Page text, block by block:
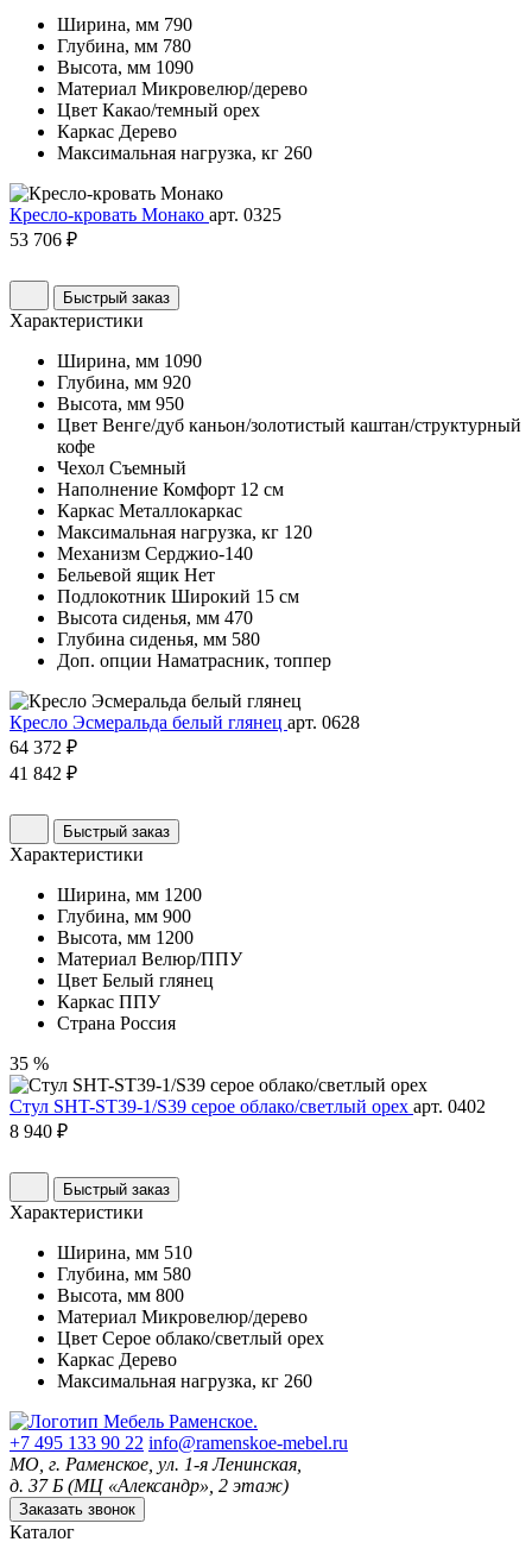
Ширина, мм 790
Глубина, мм 780
Высота, мм 1090
Материал Микровелюр/дерево
Цвет Какао/темный орех
Каркас Дерево
Максимальная нагрузка, кг 260
Кресло-кровать Монако арт. 0325
53 706 ₽
Быстрый заказ
Характеристики
Ширина, мм 1090
Глубина, мм 920
Высота, мм 950
Цвет Венге/дуб каньон/золотистый каштан/структурный
кофе
Чехол Съемный
Наполнение Комфорт 12 см
Каркас Металлокаркас
Максимальная нагрузка, кг 120
Механизм Серджио-140
Бельевой ящик Нет
Подлокотник Широкий 15 см
Высота сиденья, мм 470
Глубина сиденья, мм 580
Доп. опции Наматрасник, топпер
Кресло Эсмеральда белый глянец арт. 0628
64 372 ₽
41 842 ₽
Быстрый заказ
Характеристики
Ширина, мм 1200
Глубина, мм 900
Высота, мм 1200
Материал Велюр/ППУ
Цвет Белый глянец
Каркас ППУ
Страна Россия
35 %
Стул SHT-ST39-1/S39 серое облако/светлый орех арт. 0402
8 940 ₽
Быстрый заказ
Характеристики
Ширина, мм 510
Глубина, мм 580
Высота, мм 800
Материал Микровелюр/дерево
Цвет Серое облако/светлый орех
Каркас Дерево
Максимальная нагрузка, кг 260
+7 495 133 90 22 info@ramenskoe-mebel.ru
МО, г. Раменское, ул. 1-я Ленинская,
д. 37 Б (МЦ «Александр», 2 этаж)
Заказать звонок
Каталог